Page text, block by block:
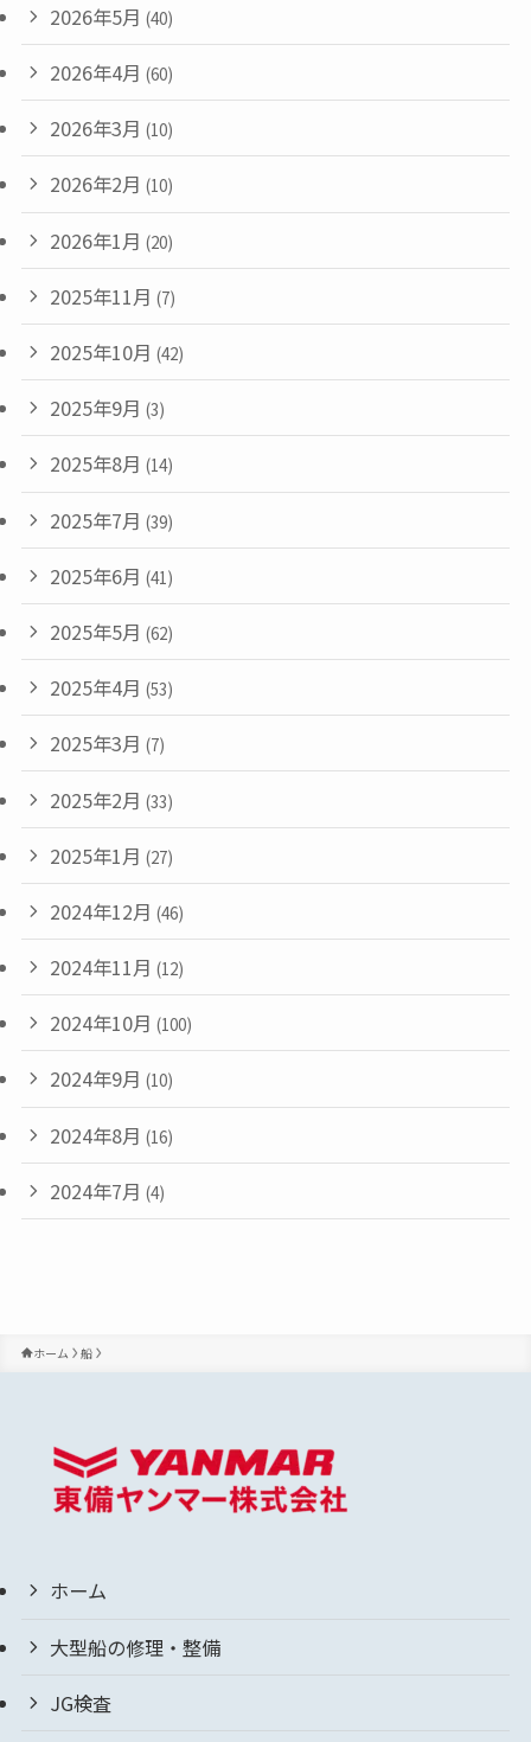
2026年5月 (40)
2026年4月 (60)
2026年3月 (10)
2026年2月 (10)
2026年1月 (20)
2025年11月 (7)
2025年10月 (42)
2025年9月 (3)
2025年8月 (14)
2025年7月 (39)
2025年6月 (41)
2025年5月 (62)
2025年4月 (53)
2025年3月 (7)
2025年2月 (33)
2025年1月 (27)
2024年12月 (46)
2024年11月 (12)
2024年10月 (100)
2024年9月 (10)
2024年8月 (16)
2024年7月 (4)
ホーム 船
ホーム
大型船の修理・整備
JG検査